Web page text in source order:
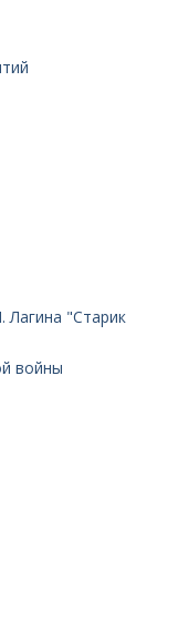
Лагина "Старик
войны